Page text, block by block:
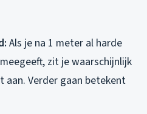
Als je na 1 meter al harde
zit je waarschijnlijk
aan. Verder gaan betekent